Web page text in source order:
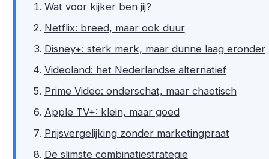
Wat voor kijker ben jij?
Netflix: breed, maar ook duur
Disney+: sterk merk, maar dunne laag eronder
Videoland: het Nederlandse alternatief
Prime Video: onderschat, maar chaotisch
Apple TV+: klein, maar goed
Prijsvergelijking zonder marketingpraat
De slimste combinatiestrategie